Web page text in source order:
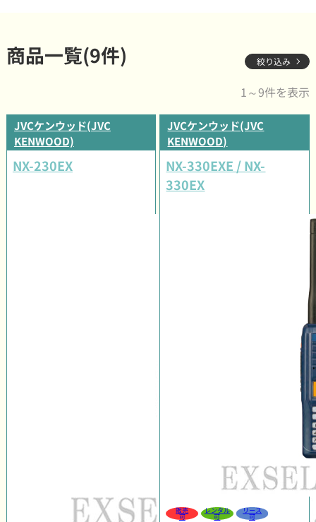
商品一覧(9件) 絞り込み
1～9件を表示
JVCケンウッド(JVC
KENWOOD)
NX-230EX
JVCケンウッド(JVC
KENWOOD)
NX-330EXE / NX-
330EX
販売
可
レンタル
可
リース
可